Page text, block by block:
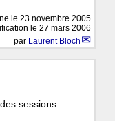
le23 novembre 2005
le 27 mars 2006
par Laurent Bloch
sessions